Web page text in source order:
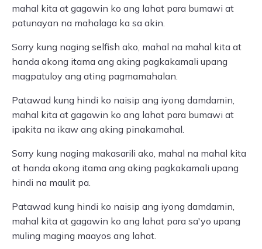
mahal kita at gagawin ko ang lahat para bumawi at
patunayan na mahalaga ka sa akin.
Sorry kung naging selfish ako, mahal na mahal kita at
handa akong itama ang aking pagkakamali upang
magpatuloy ang ating pagmamahalan.
Patawad kung hindi ko naisip ang iyong damdamin,
mahal kita at gagawin ko ang lahat para bumawi at
ipakita na ikaw ang aking pinakamahal.
Sorry kung naging makasarili ako, mahal na mahal kita
at handa akong itama ang aking pagkakamali upang
hindi na maulit pa.
Patawad kung hindi ko naisip ang iyong damdamin,
mahal kita at gagawin ko ang lahat para sa'yo upang
muling maging maayos ang lahat.